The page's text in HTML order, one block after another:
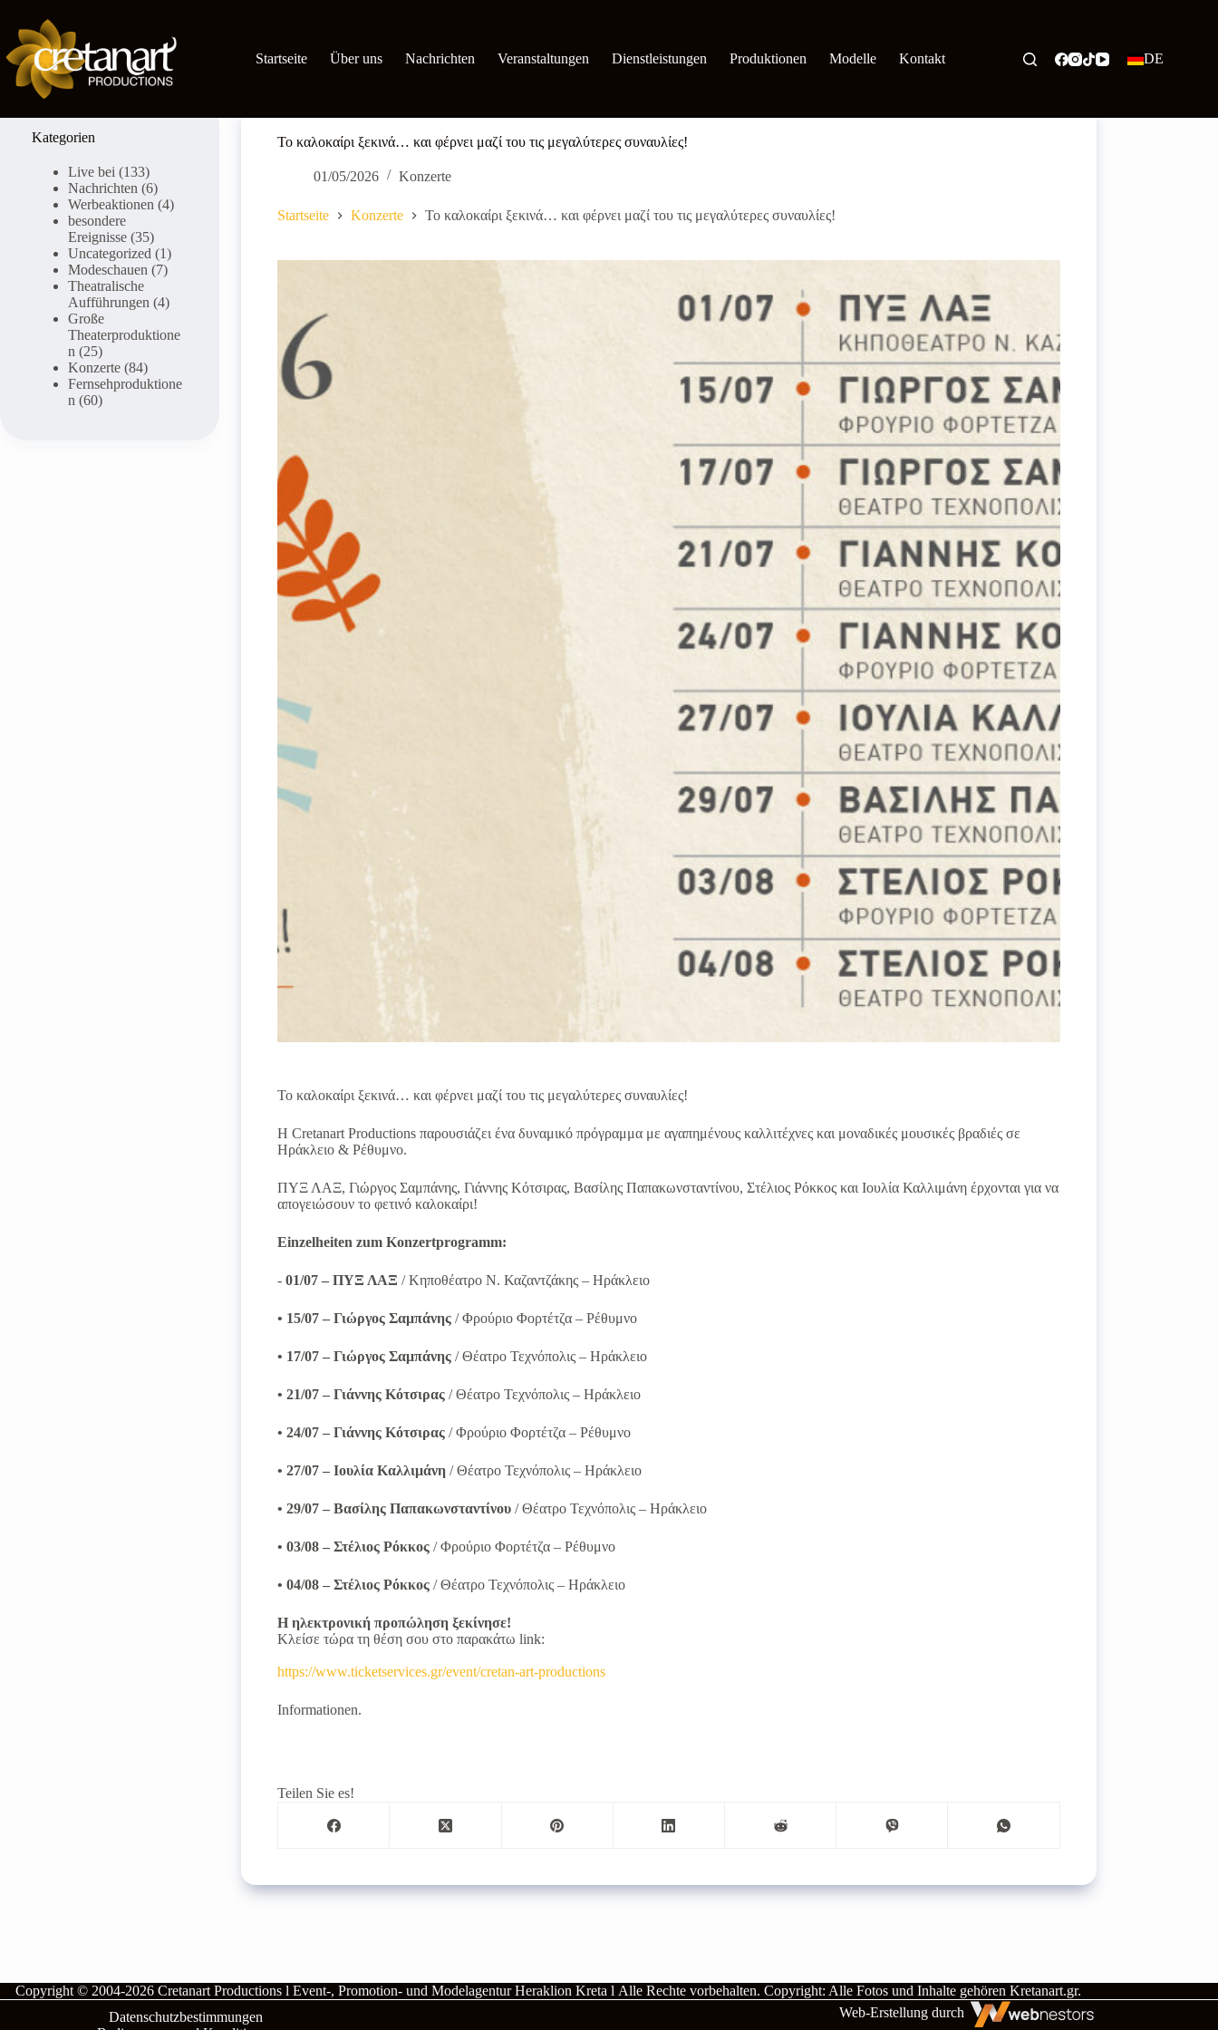
springen
Startseite
Über uns Nachrichten Veranstaltungen Dienstleistungen Produktionen Modelle Kontakt DE
Το καλοκαίρι ξεκινά… και φέρνει μαζί του τις μεγαλύτερες συναυλίες!
01/05/2026 Konzerte
Startseite Konzerte Το καλοκαίρι ξεκινά… και φέρνει μαζί του τις μεγαλύτερες συναυλίες!
Το καλοκαίρι ξεκινά… και φέρνει μαζί του τις μεγαλύτερες συναυλίες!
Η Cretanart Productions παρουσιάζει ένα δυναμικό πρόγραμμα με αγαπημένους καλλιτέχνες και μοναδικές μουσικές βραδιές σε
Ηράκλειο & Ρέθυμνο.
ΠΥΞ ΛΑΞ, Γιώργος Σαμπάνης, Γιάννης Κότσιρας, Βασίλης Παπακωνσταντίνου, Στέλιος Ρόκκος και Ιουλία Καλλιμάνη έρχονται για να
απογειώσουν το φετινό καλοκαίρι!
Einzelheiten zum Konzertprogramm:
-01/07 – ΠΥΞ ΛΑΞ/ Κηποθέατρο Ν. Καζαντζάκης – Ηράκλειο
• 15/07 – Γιώργος Σαμπάνης / Φρούριο Φορτέτζα – Ρέθυμνο
• 17/07 – Γιώργος Σαμπάνης / Θέατρο Τεχνόπολις – Ηράκλειο
• 21/07 – Γιάννης Κότσιρας/ Θέατρο Τεχνόπολις – Ηράκλειο
• 24/07 – Γιάννης Κότσιρας/ Φρούριο Φορτέτζα – Ρέθυμνο
• 27/07 – Ιουλία Καλλιμάνη / Θέατρο Τεχνόπολις – Ηράκλειο
• 29/07 – Βασίλης Παπακωνσταντίνου/ Θέατρο Τεχνόπολις – Ηράκλειο
• 03/08 – Στέλιος Ρόκκος/ Φρούριο Φορτέτζα – Ρέθυμνο
• 04/08 – Στέλιος Ρόκκος/ Θέατρο Τεχνόπολις – Ηράκλειο
Η ηλεκτρονική προπώληση ξεκίνησε!
Κλείσε τώρα τη θέση σου στο παρακάτω link:
https://www.ticketservices.gr/event/cretan-art-productions
Informationen.
Teilen Sie es!
Kategorien
Live bei (133)
Nachrichten (6)
Werbeaktionen (4)
besondere
Ereignisse (35)
Uncategorized (1)
Modeschauen (7)
Theatralische
Aufführungen (4)
Große
Theaterproduktione
n (25)
Konzerte (84)
Fernsehproduktione
n (60)
Copyright © 2004-2026 Cretanart Productions l Event-, Promotion- und Modelagentur Heraklion Kreta l Alle Rechte vorbehalten. Copyright: Alle Fotos und Inhalte gehören Kretanart.gr.
Datenschutzbestimmungen
Web-Erstellung durch